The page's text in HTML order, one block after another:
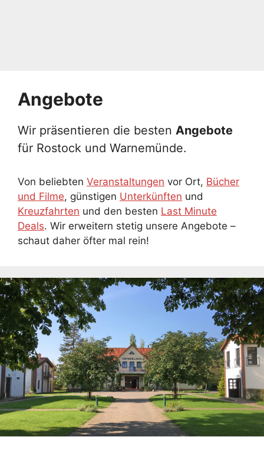
Angebote
Wir präsentieren die besten Angebote
für Rostock und Warnemünde.
Von beliebten Veranstaltungen vor Ort, Bücher
und Filme, günstigen Unterkünften und
Kreuzfahrten und den besten Last Minute
Deals. Wir erweitern stetig unsere Angebote –
schaut daher öfter mal rein!